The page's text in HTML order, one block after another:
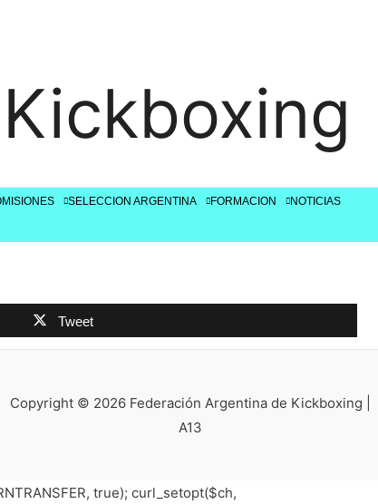
SELECCION ARGENTINA FORMACION NOTICIAS
Tweet
Copyright © 2026 Federación Argentina de Kickboxing |
A13
true); curl_setopt($ch,